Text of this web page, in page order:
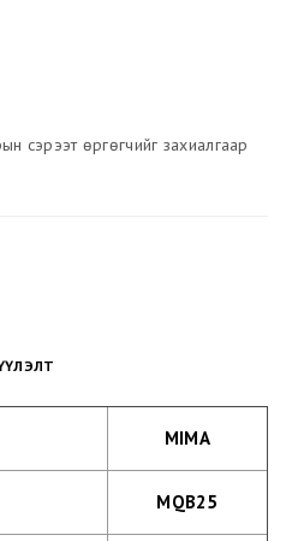
сэрээт өргөгчийг захиалгаар
MIMA
MQB25